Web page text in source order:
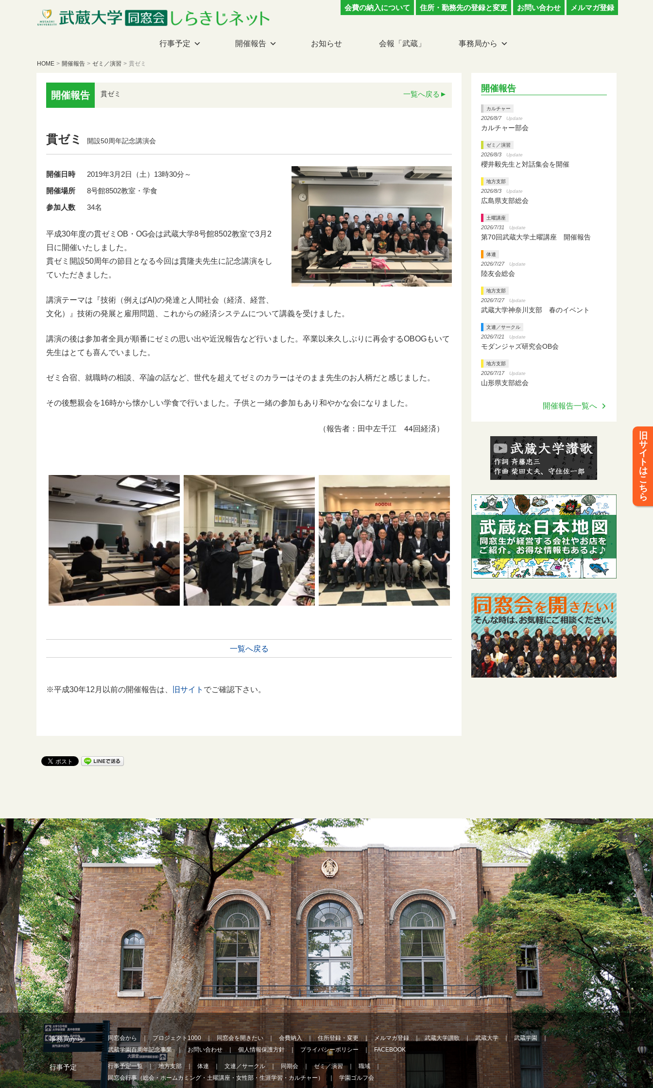
会費の納入について 住所・勤務先の登録と変更 お問い合わせ メルマガ登録
行事予定 開催報告 お知らせ 会報「武蔵」 事務局から
HOME > 開催報告 > ゼミ／演習 > 貫ゼミ
開催報告 貫ゼミ 一覧へ戻る
貫ゼミ 開設50周年記念講演会
開催日時
2019年3月2日（土）13時30分～
開催場所
8号館8502教室・学食
参加人数
34名
平成30年度の貫ゼミOB・OG会は武蔵大学8号館8502教室で3月2
日に開催いたしました。
貫ゼミ開設50周年の節目となる今回は貫隆夫先生に記念講演をし
ていただきました。
講演テーマは『技術（例えばAI)の発達と人間社会（経済、経営、
文化）』技術の発展と雇用問題、これからの経済システムについて講義を受けました。
講演の後は参加者全員が順番にゼミの思い出や近況報告など行いました。卒業以来久しぶりに再会するOBOGもいて
先生はとても喜んでいました。
ゼミ合宿、就職時の相談、卒論の話など、世代を超えてゼミのカラーはそのまま先生のお人柄だと感じました。
その後懇親会を16時から懐かしい学食で行いました。子供と一緒の参加もあり和やかな会になりました。
（報告者：田中左千江44回経済）
一覧へ戻る
※平成30年12月以前の開催報告は、 旧サイト でご確認下さい。
開催報告
カルチャー
2026/8/7 Update
カルチャー部会
ゼミ／演習
2026/8/3 Update
櫻井毅先生と対話集会を開催
地方支部
2026/8/3 Update
広島県支部総会
土曜講座
2026/7/31 Update
第70回武蔵大学土曜講座 開催報告
体連
2026/7/27 Update
陸友会総会
地方支部
2026/7/27 Update
武蔵大学神奈川支部 春のイベント
文連／サークル
2026/7/21 Update
モダンジャズ研究会OB会
地方支部
2026/7/17 Update
山形県支部総会
開催報告一覧へ
事務局から 同窓会から プロジェクト1000 同窓会を開きたい 会費納入 住所登録・変更 メルマガ登録 武蔵大学讃歌 武蔵大学
武蔵学園
武蔵学園百周年記念事業
お問い合わせ 個人情報保護方針 プライバシーポリシー FACEBOOK
行事予定 行事予定一覧 地方支部 体連 文連／サークル 同期会 ゼミ／演習
職域
同窓会行事（総会・ホームカミング・土曜講座・女性部・生涯学習・カルチャー）
学園ゴルフ会
旧
サ
イ
ト
は
こ
ち
ら